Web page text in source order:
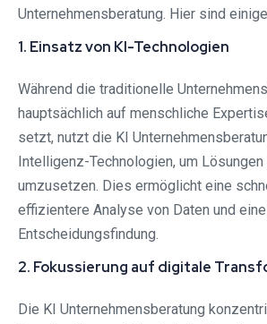
Unternehmensberatung. Hier sind
1. Einsatz von KI-Technologien
Während die traditionelle
hauptsächlich auf menschliche
setzt, nutzt die KI
Intelligenz-Technologien, um
umzusetzen. Dies ermöglicht eine
effizientere Analyse von Daten und
Entscheidungsfindung.
2. Fokussierung auf digitale
Die KI Unternehmensberatung